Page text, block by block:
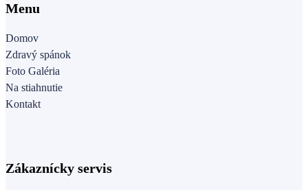
Menu
Domov
Zdravý spánok
Foto Galéria
Na stiahnutie
Kontakt
Zákaznícky servis